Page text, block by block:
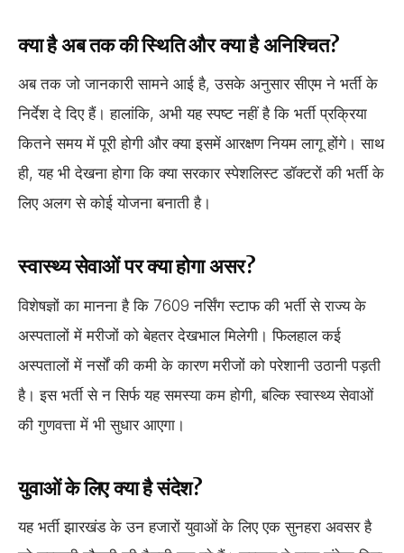
क्या है अब तक की स्थिति और क्या है अनिश्चित?
अब तक जो जानकारी सामने आई है, उसके अनुसार सीएम ने भर्ती के
निर्देश दे दिए हैं। हालांकि, अभी यह स्पष्ट नहीं है कि भर्ती प्रक्रिया
कितने समय में पूरी होगी और क्या इसमें आरक्षण नियम लागू होंगे। साथ
ही, यह भी देखना होगा कि क्या सरकार स्पेशलिस्ट डॉक्टरों की भर्ती के
लिए अलग से कोई योजना बनाती है।
स्वास्थ्य सेवाओं पर क्या होगा असर?
विशेषज्ञों का मानना है कि 7609 नर्सिंग स्टाफ की भर्ती से राज्य के
अस्पतालों में मरीजों को बेहतर देखभाल मिलेगी। फिलहाल कई
अस्पतालों में नर्सों की कमी के कारण मरीजों को परेशानी उठानी पड़ती
है। इस भर्ती से न सिर्फ यह समस्या कम होगी, बल्कि स्वास्थ्य सेवाओं
की गुणवत्ता में भी सुधार आएगा।
युवाओं के लिए क्या है संदेश?
यह भर्ती झारखंड के उन हजारों युवाओं के लिए एक सुनहरा अवसर है